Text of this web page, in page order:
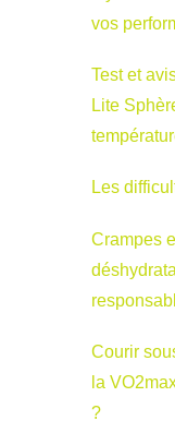
vos
Test et
Lite
Les
Crampes
Courir
la
?